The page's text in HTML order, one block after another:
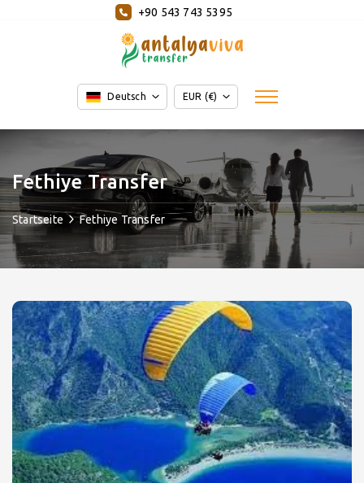
+90 543 743 5395
Deutsch EUR (€)
Fethiye Transfer
Startseite Fethiye Transfer